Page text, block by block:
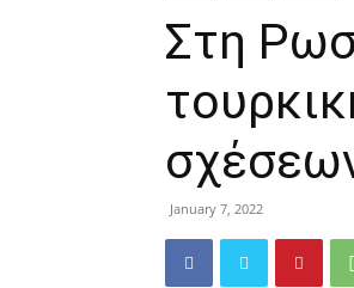
Στη
January 7, 2022